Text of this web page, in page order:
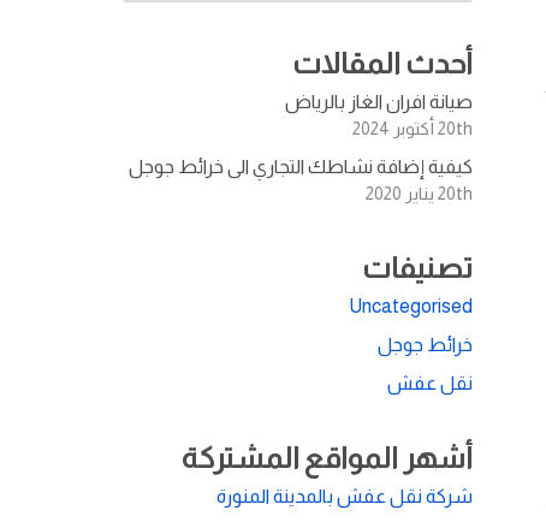
أحدث المقالات
صيانة افران الغاز بالرياض
20th أكتوبر 2024
كيفية إضافة نشاطك التجاري الى خرائط جوجل
20th يناير 2020
تصنيفات
Uncategorised
خرائط جوجل
نقل عفش
أشهر المواقع المشتركة
شركة نقل عفش بالمدينة المنورة